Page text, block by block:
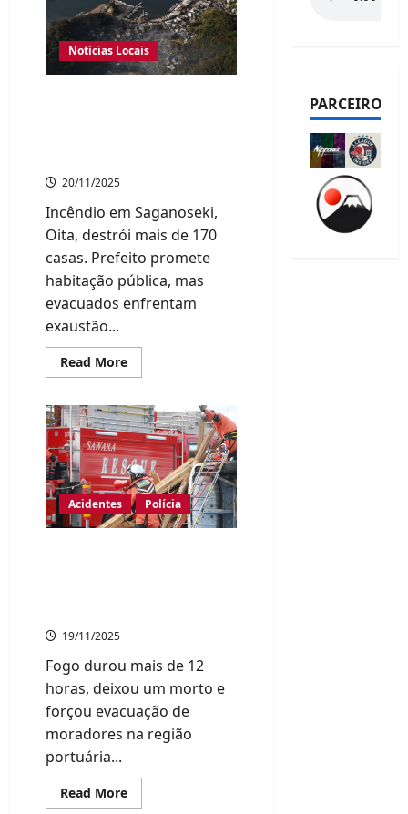
Notícias Locais
20/11/2025
Incêndio em Saganoseki,
Oita, destrói mais de 170
casas. Prefeito promete
habitação pública, mas
evacuados enfrentam
exaustão...
Read MoreRead
more
incêndio
devastador
em
Oita,
evacuados
enfrentam
incertezas
e
aguardam
por
Acidentes Polícia
19/11/2025
Fogo durou mais de 12
horas, deixou um morto e
forçou evacuação de
moradores na região
portuária...
Read MoreRead
more
de
posts
PARCEIROS